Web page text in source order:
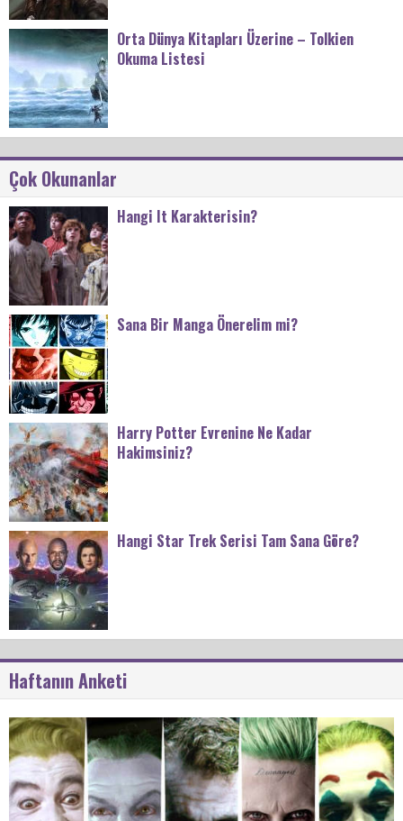
Orta Dünya Kitapları Üzerine – Tolkien
Okuma Listesi
Çok Okunanlar
Hangi It Karakterisin?
Sana Bir Manga Önerelim mi?
Harry Potter Evrenine Ne Kadar
Hakimsiniz?
Hangi Star Trek Serisi Tam Sana Göre?
Haftanın Anketi